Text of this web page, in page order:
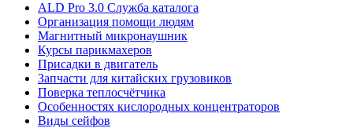
ALD Pro 3.0 Служба каталога
Организация помощи людям
Магнитный микронаушник
Курсы парикмахеров
Присадки в двигатель
Запчасти для китайских грузовиков
Поверка теплосчётчика
Особенностях кислородных концентраторов
Виды сейфов